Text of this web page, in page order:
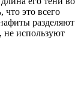
что это всего
разделяют
не используют